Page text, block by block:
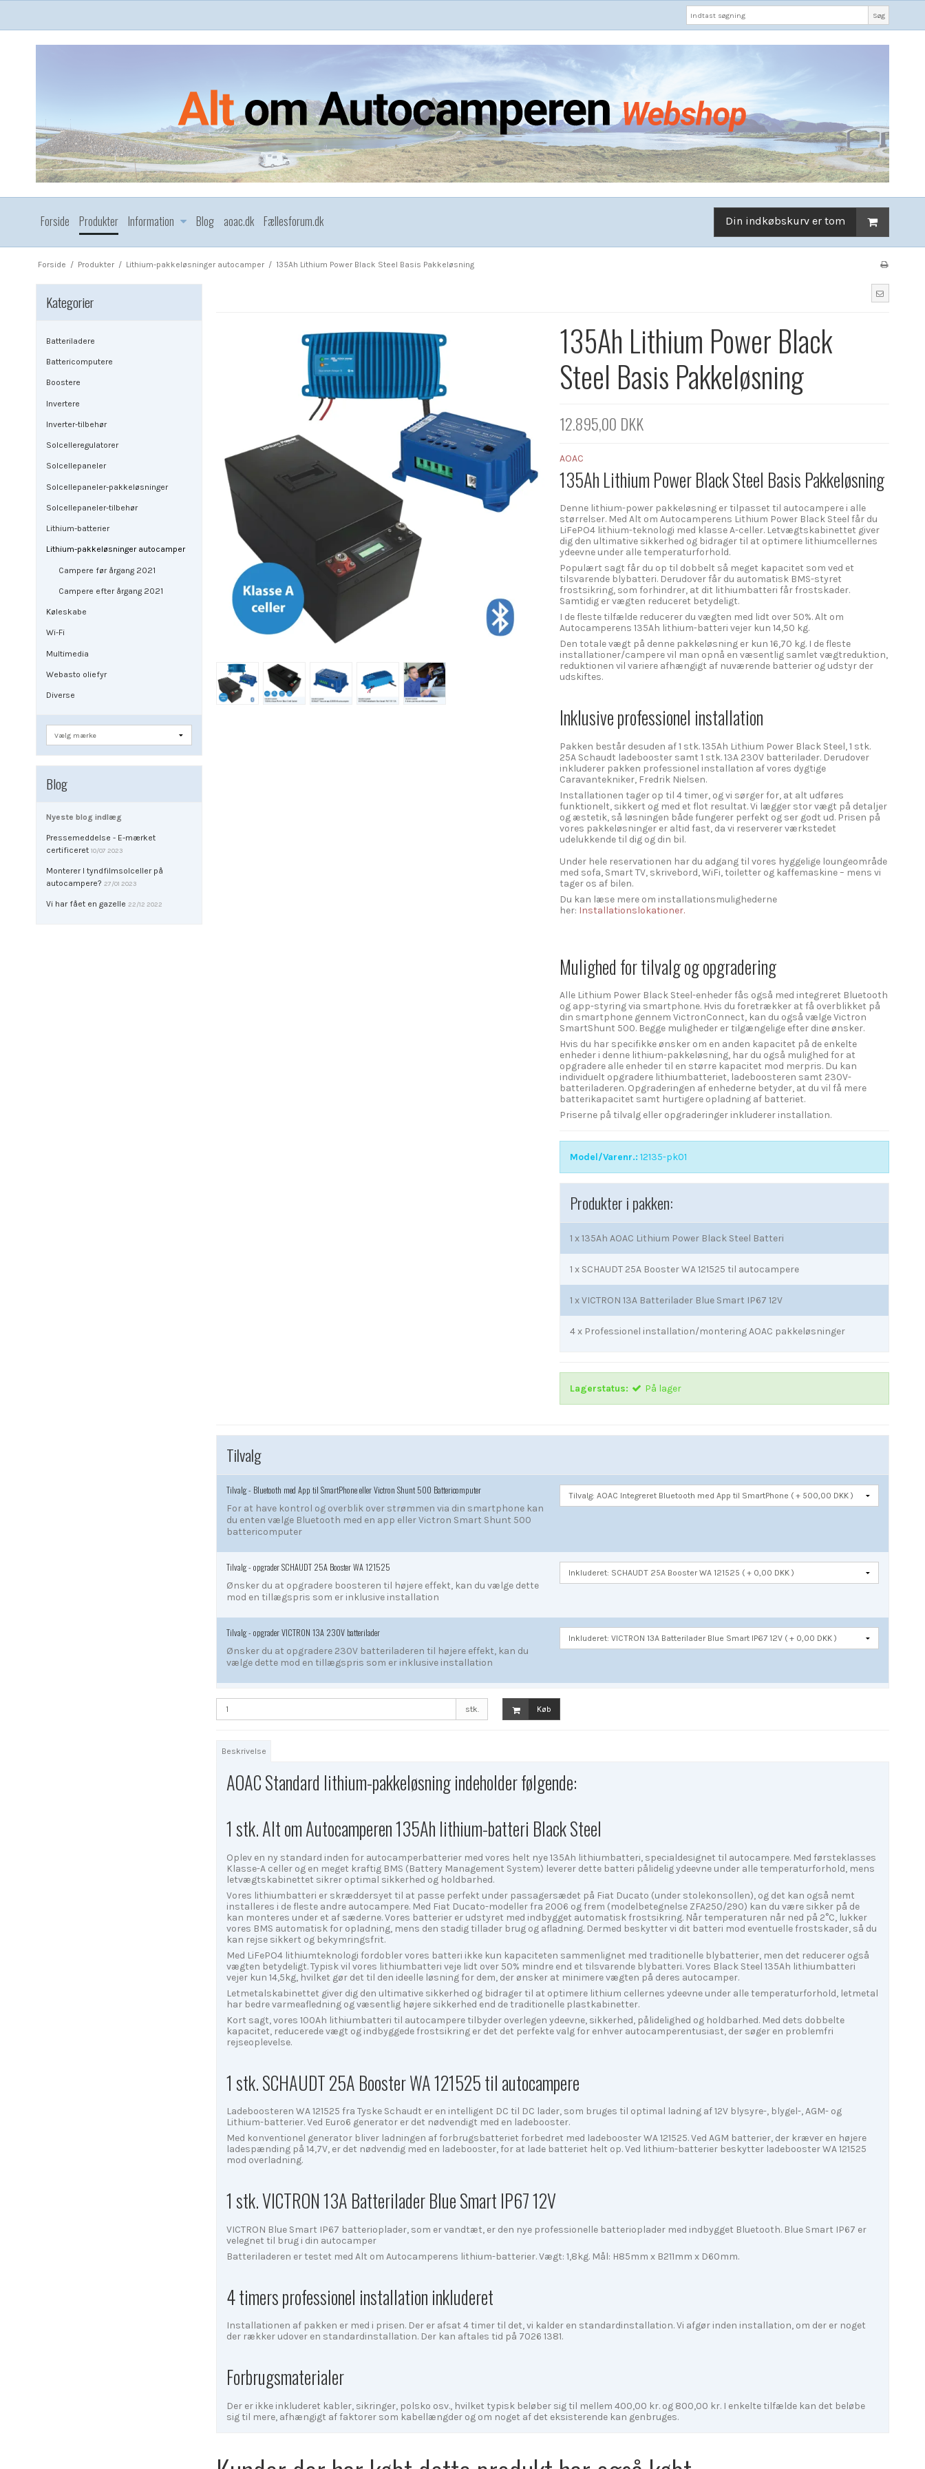
Søg
Forside Produkter Information Blog aoac.dk Fællesforum.dk Din indkøbskurv er tom
Forside / Produkter / Lithium-pakkeløsninger autocamper / 135Ah Lithium Power Black Steel Basis Pakkeløsning
Kategorier
Batteriladere
Battericomputere
Boostere
Invertere
Inverter-tilbehør
Solcelleregulatorer
Solcellepaneler
Solcellepaneler-pakkeløsninger
Solcellepaneler-tilbehør
Lithium-batterier
Lithium-pakkeløsninger autocamper
Campere før årgang 2021
Campere efter årgang 2021
Køleskabe
Wi-Fi
Multimedia
Webasto oliefyr
Diverse
Blog
Nyeste blog indlæg
Pressemeddelse - E-mærket
certificeret 10/07 2023
Monterer I tyndfilmsolceller på
autocampere? 27/01 2023
Vi har fået en gazelle 22/12 2022
135Ah Lithium Power Black
Steel Basis Pakkeløsning
12.895,00 DKK
AOAC
135Ah Lithium Power Black Steel Basis Pakkeløsning
Denne lithium-power pakkeløsning er tilpasset til autocampere i alle
størrelser. Med Alt om Autocamperens Lithium Power Black Steel får du
LiFePO4 lithium-teknologi med klasse A-celler. Letvægtskabinettet giver
dig den ultimative sikkerhed og bidrager til at optimere lithiumcellernes
ydeevne under alle temperaturforhold.
Populært sagt får du op til dobbelt så meget kapacitet som ved et
tilsvarende blybatteri. Derudover får du automatisk BMS-styret
frostsikring, som forhindrer, at dit lithiumbatteri får frostskader.
Samtidig er vægten reduceret betydeligt.
I de fleste tilfælde reducerer du vægten med lidt over 50%. Alt om
Autocamperens 135Ah lithium-batteri vejer kun 14,50 kg.
Den totale vægt på denne pakkeløsning er kun 16,70 kg. I de fleste
installationer/campere vil man opnå en væsentlig samlet vægtreduktion,
reduktionen vil variere afhængigt af nuværende batterier og udstyr der
udskiftes.
Inklusive professionel installation
Pakken består desuden af 1 stk. 135Ah Lithium Power Black Steel, 1 stk.
25A Schaudt ladebooster samt 1 stk. 13A 230V batterilader. Derudover
inkluderer pakken professionel installation af vores dygtige
Caravantekniker, Fredrik Nielsen.
Installationen tager op til 4 timer, og vi sørger for, at alt udføres
funktionelt, sikkert og med et flot resultat. Vi lægger stor vægt på detaljer
og æstetik, så løsningen både fungerer perfekt og ser godt ud. Prisen på
vores pakkeløsninger er altid fast, da vi reserverer værkstedet
udelukkende til dig og din bil.
Under hele reservationen har du adgang til vores hyggelige loungeområde
med sofa, Smart TV, skrivebord, WiFi, toiletter og kaffemaskine – mens vi
tager os af bilen.
Du kan læse mere om installationsmulighederne
her: Installationslokationer.
Mulighed for tilvalg og opgradering
Alle Lithium Power Black Steel-enheder fås også med integreret Bluetooth
og app-styring via smartphone. Hvis du foretrækker at få overblikket på
din smartphone gennem VictronConnect, kan du også vælge Victron
SmartShunt 500. Begge muligheder er tilgængelige efter dine ønsker.
Hvis du har specifikke ønsker om en anden kapacitet på de enkelte
enheder i denne lithium-pakkeløsning, har du også mulighed for at
opgradere alle enheder til en større kapacitet mod merpris. Du kan
individuelt opgradere lithiumbatteriet, ladeboosteren samt 230V-
batteriladeren. Opgraderingen af enhederne betyder, at du vil få mere
batterikapacitet samt hurtigere opladning af batteriet.
Priserne på tilvalg eller opgraderinger inkluderer installation.
Model/Varenr.: 12135-pk01
Produkter i pakken:
1 x135Ah AOAC Lithium Power Black Steel Batteri
1 x SCHAUDT 25A Booster WA 121525 til autocampere
1 xVICTRON 13A Batterilader Blue Smart IP67 12V
4 x Professionel installation/montering AOAC pakkeløsninger
Lagerstatus: På lager
Tilvalg
Tilvalg - Bluetooth med App til SmartPhone eller Victron Shunt 500 Battericomputer
For at have kontrol og overblik over strømmen via din smartphone kan
du enten vælge Bluetooth med en app eller Victron Smart Shunt 500
battericomputer
Tilvalg - opgrader SCHAUDT 25A Booster WA 121525
Ønsker du at opgradere boosteren til højere effekt, kan du vælge dette
mod en tillægspris som er inklusive installation
Tilvalg - opgrader VICTRON 13A 230V batterilader
Ønsker du at opgradere 230V batteriladeren til højere effekt, kan du
vælge dette mod en tillægspris som er inklusive installation
stk. Køb
Beskrivelse
AOAC Standard lithium-pakkeløsning indeholder følgende:
1 stk. Alt om Autocamperen 135Ah lithium-batteri Black Steel
Oplev en ny standard inden for autocamperbatterier med vores helt nye 135Ah lithiumbatteri, specialdesignet til autocampere. Med førsteklasses
Klasse-A celler og en meget kraftig BMS (Battery Management System) leverer dette batteri pålidelig ydeevne under alle temperaturforhold, mens
letvægtskabinettet sikrer optimal sikkerhed og holdbarhed.
Vores lithiumbatteri er skræddersyet til at passe perfekt under passagersædet på Fiat Ducato (under stolekonsollen), og det kan også nemt
installeres i de fleste andre autocampere. Med Fiat Ducato-modeller fra 2006 og frem (modelbetegnelse ZFA250/290) kan du være sikker på de
kan monteres under et af sæderne. Vores batterier er udstyret med indbygget automatisk frostsikring. Når temperaturen når ned på 2°C, lukker
vores BMS automatisk for opladning, mens den stadig tillader brug og afladning. Dermed beskytter vi dit batteri mod eventuelle frostskader, så du
kan rejse sikkert og bekymringsfrit.
Med LiFePO4 lithiumteknologi fordobler vores batteri ikke kun kapaciteten sammenlignet med traditionelle blybatterier, men det reducerer også
vægten betydeligt. Typisk vil vores lithiumbatteri veje lidt over 50% mindre end et tilsvarende blybatteri. Vores Black Steel 135Ah lithiumbatteri
vejer kun 14,5kg, hvilket gør det til den ideelle løsning for dem, der ønsker at minimere vægten på deres autocamper.
Letmetalskabinettet giver dig den ultimative sikkerhed og bidrager til at optimere lithium cellernes ydeevne under alle temperaturforhold, letmetal
har bedre varmeafledning og væsentlig højere sikkerhed end de traditionelle plastkabinetter.
Kort sagt, vores 100Ah lithiumbatteri til autocampere tilbyder overlegen ydeevne, sikkerhed, pålidelighed og holdbarhed. Med dets dobbelte
kapacitet, reducerede vægt og indbyggede frostsikring er det det perfekte valg for enhver autocamperentusiast, der søger en problemfri
rejseoplevelse.
1 stk. SCHAUDT 25A Booster WA 121525 til autocampere
Ladeboosteren WA 121525 fra Tyske Schaudt er en intelligent DC til DC lader, som bruges til optimal ladning af 12V blysyre-, blygel-, AGM- og
Lithium-batterier. Ved Euro6 generator er det nødvendigt med en ladebooster.
Med konventionel generator bliver ladningen af forbrugsbatteriet forbedret med ladebooster WA 121525. Ved AGM batterier, der kræver en højere
ladespænding på 14,7V, er det nødvendig med en ladebooster, for at lade batteriet helt op. Ved lithium-batterier beskytter ladebooster WA 121525
mod overladning.
1 stk. VICTRON 13A Batterilader Blue Smart IP67 12V
VICTRON Blue Smart IP67 batterioplader, som er vandtæt, er den nye professionelle batterioplader med indbygget Bluetooth. Blue Smart IP67 er
velegnet til brug i din autocamper
Batteriladeren er testet med Alt om Autocamperens lithium-batterier. Vægt: 1,8kg. Mål: H85mm x B211mm x D60mm.
4 timers professionel installation inkluderet
Installationen af pakken er med i prisen. Der er afsat 4 timer til det, vi kalder en standardinstallation. Vi afgør inden installation, om der er noget
der rækker udover en standardinstallation. Der kan aftales tid på 7026 1381.
Forbrugsmaterialer
Der er ikke inkluderet kabler, sikringer, polsko osv., hvilket typisk beløber sig til mellem 400,00 kr. og 800,00 kr. I enkelte tilfælde kan det beløbe
sig til mere, afhængigt af faktorer som kabellængder og om noget af det eksisterende kan genbruges.